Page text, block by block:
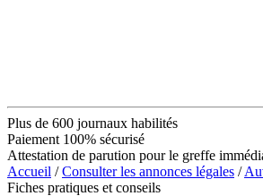
Plus de 600 journaux habilités
Paiement 100% sécurisé
Attestation de parution pour le greffe
Accueil /Consulter les annonces légales /
Fiches pratiques et conseils